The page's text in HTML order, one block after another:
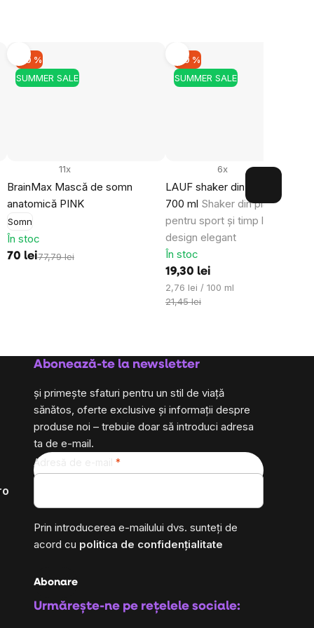
SUMMER SALE
–10 %
BrainMax Mască de somn
anatomică PINK
Somn
11x
În stoc
70 lei77,79 lei
SUMMER SALE
–10 %
LAUF shaker din plastic, negru,
700 ml Shaker din plastic
pentru sport și timp liber, cu un
design elegant
6x
În stoc
19,30 lei
Evaluare
preţ:
2,76 lei / 100 ml
21,45 lei
Abonează-te la newsletter
și primește sfaturi pentru un stil de viață
sănătos, oferte exclusive și informații despre
produse noi – trebuie doar să introduci adresa
ta de e-mail.
Adresă de e-mail
Prin introducerea e-mailului dvs. sunteți de
acord cu politica de confidențialitate
Abonare
Urmărește-ne pe rețelele sociale: